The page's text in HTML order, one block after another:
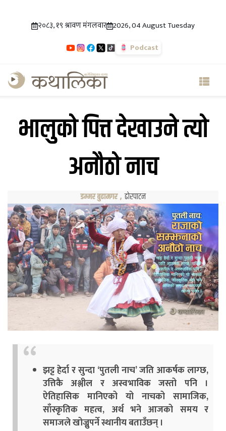
२०८३, १९ श्रावण मंगलवार 2026, 04 August Tuesday
Podcast
भालुको पित्त देखाउने त्यो
अनौठो नाच
डम्मर बुढामगर, ढोरपाटन
झट्ट हेर्दा र सुन्दा ‘पुतली नाच’ जति आकर्षक लाग्छ,
उत्तिकै अश्लील र अस्वभाविक जस्तो पनि ।
ऐतिहासिक मानिएको यो नाचको सामाजिक,
साँस्कृतिक महत्व, अर्थ भने आजको समय र
समाजले खोज्नुपर्ने स्थानीय बताउँछन् ।